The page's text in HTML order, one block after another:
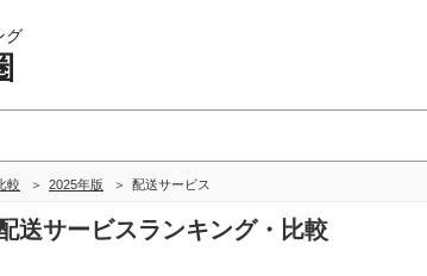
グ
較 2025年版 配送サービス
送サービスランキング・比較